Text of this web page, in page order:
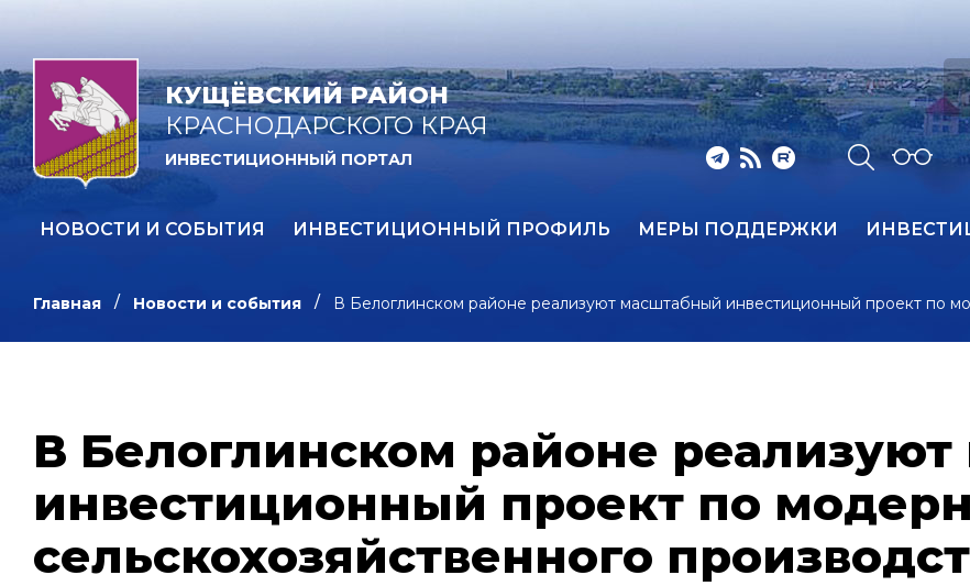
КУЩЁВСКИЙ РАЙОН
КРАСНОДАРСКОГО КРАЯ
ИНВЕСТИЦИОННЫЙ ПОРТАЛ
НОВОСТИ И СОБЫТИЯ ИНВЕСТИЦИОННЫЙ ПРОФИЛЬ МЕРЫ ПОДДЕРЖКИ
Главная Новости и события В Белоглинском районе реализуют масштабный инвестиционный проект по
В Белоглинском районе
инвестиционный проект по
сельскохозяйственного